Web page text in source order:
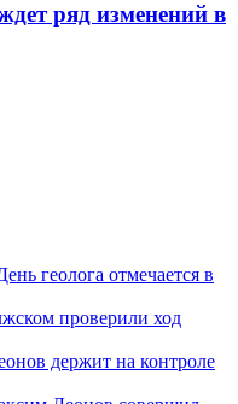
ряд изменений в
геолога отмечается в
проверили ход
держит на контроле